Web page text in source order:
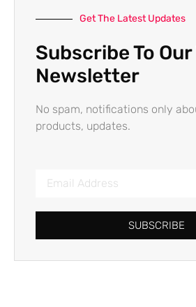
Get The Latest Updates
Subscribe To Our
Newsletter
No spam, notifications only
products, updates.
SUBSCRIBE